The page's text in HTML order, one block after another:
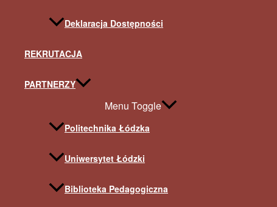
Deklaracja Dostępności
REKRUTACJA
PARTNERZY
Menu Toggle
Politechnika Łódzka
Uniwersytet Łódzki
Biblioteka Pedagogiczna